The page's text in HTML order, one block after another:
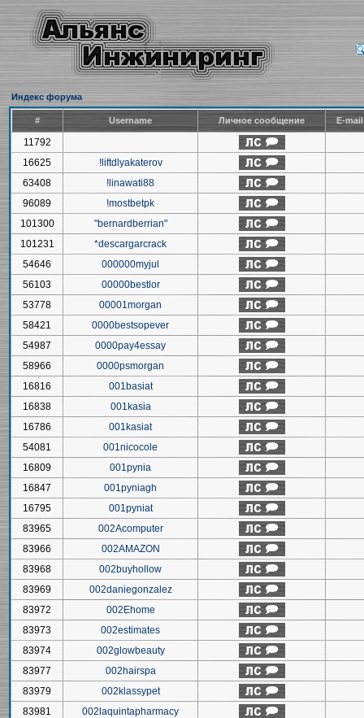
Индекс форума
# Username Личное сообщение E-
11792
16625
!liftdlyakaterov
63408
!linawati88
96089
!mostbetpk
101300
"bernardberrian"
101231
*descargarcrack
54646
000000myjul
56103
00000bestlor
53778
00001morgan
58421
0000bestsopever
54987
0000pay4essay
58966
0000psmorgan
16816
001basiat
16838
001kasia
16786
001kasiat
54081
001nicocole
16809
001pynia
16847
001pyniagh
16795
001pyniat
83965
002Acomputer
83966
002AMAZON
83968
002buyhollow
83969
002daniegonzalez
83972
002Ehome
83973
002estimates
83974
002glowbeauty
83977
002hairspa
83979
002klassypet
83981
002laquintapharmacy